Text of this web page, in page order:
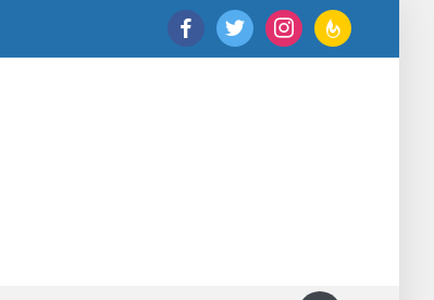
facebooktwitter instagramfeedburner